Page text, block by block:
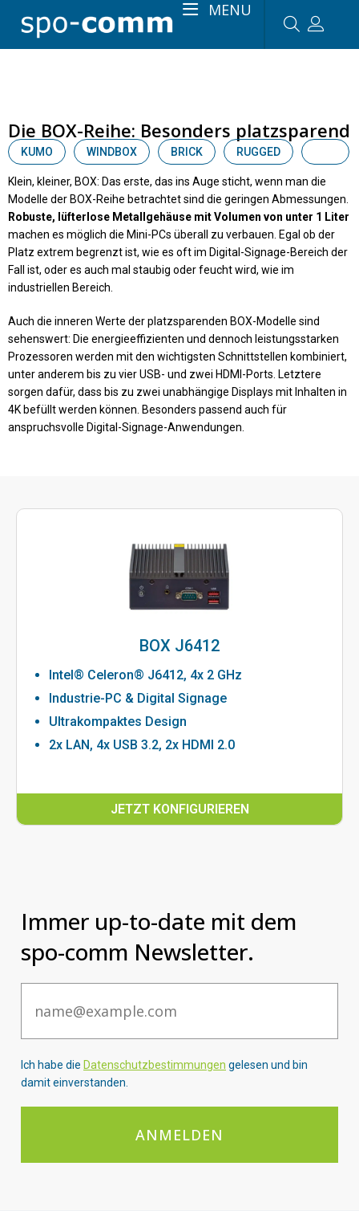
MENU
Die BOX-Reihe: Besonders platzsparend
KUMO WINDBOX BRICK RUGGED
Klein, kleiner, BOX: Das erste, das ins Auge sticht, wenn man die
Modelle der BOX-Reihe betrachtet sind die geringen Abmessungen.
Robuste, lüfterlose Metallgehäuse mit Volumen von unter 1 Liter
machen es möglich die Mini-PCs überall zu verbauen. Egal ob der
Platz extrem begrenzt ist, wie es oft im Digital-Signage-Bereich der
Fall ist, oder es auch mal staubig oder feucht wird, wie im
industriellen Bereich.
Auch die inneren Werte der platzsparenden BOX-Modelle sind
sehenswert: Die energieeffizienten und dennoch leistungsstarken
Prozessoren werden mit den wichtigsten Schnittstellen kombiniert,
unter anderem bis zu vier USB- und zwei HDMI-Ports. Letztere
sorgen dafür, dass bis zu zwei unabhängige Displays mit Inhalten in
4K befüllt werden können. Besonders passend auch für
anspruchsvolle Digital-Signage-Anwendungen.
BOX J6412
Intel® Celeron® J6412, 4x 2 GHz
Industrie-PC & Digital Signage
Ultrakompaktes Design
2x LAN, 4x USB 3.2, 2x HDMI 2.0
JETZT KONFIGURIEREN
Immer up-to-date mit dem
spo-comm Newsletter.
Ich habe die Datenschutzbestimmungen gelesen und bin
damit einverstanden.
ANMELDEN